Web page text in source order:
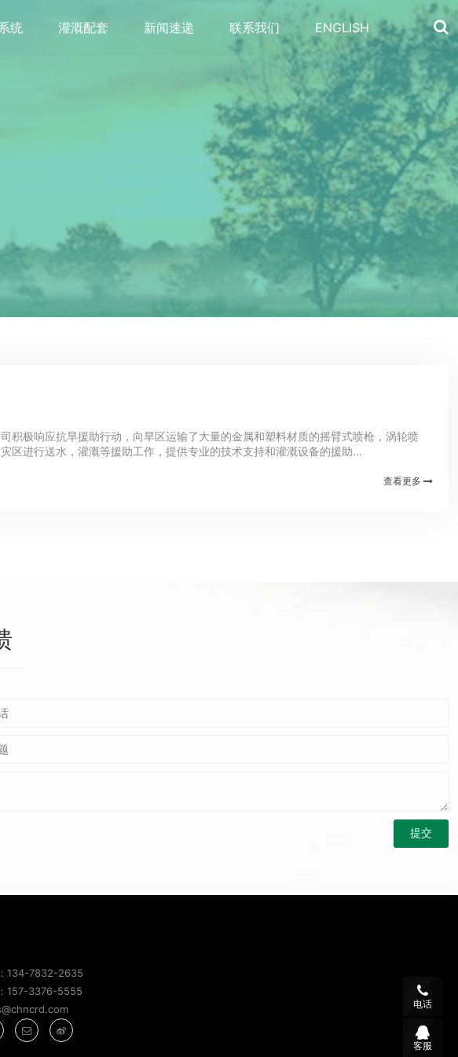
统 灌溉配套 新闻速递 联系我们 ENGLISH
积极响应抗旱援助行动，向旱区运输了大量的金属和塑料材质的摇臂式喷枪，涡轮喷
区进行送水，灌溉等援助工作，提供专业的技术支持和灌溉设备的援助...
查看更多
134-7832-2635
157-3376-5555
电话
客服